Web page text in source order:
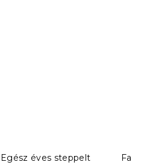
Egész éves steppelt
Fali